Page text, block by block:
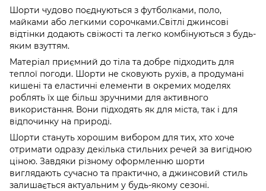
Шорти чудово поєднуються з футболками, поло,
майками або легкими сорочками.Світлі джинсові
відтінки додають свіжості та легко комбінуються з будь-
яким взуттям.
Матеріал приємний до тіла та добре підходить для
теплої погоди. Шорти не сковують рухів, а продумані
кишені та еластичні елементи в окремих моделях
роблять їх ще більш зручними для активного
використання. Вони підходять як для міста, так і для
відпочинку на природі.
Шорти стануть хорошим вибором для тих, хто хоче
отримати одразу декілька стильних речей за вигідною
ціною. Завдяки різному оформленню шорти
виглядають сучасно та практично, а джинсовий стиль
залишається актуальним у будь-якому сезоні.